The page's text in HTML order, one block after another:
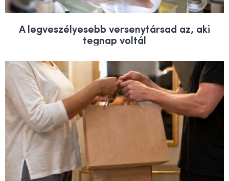
A legveszélyesebb versenytársad az, aki
tegnap voltál